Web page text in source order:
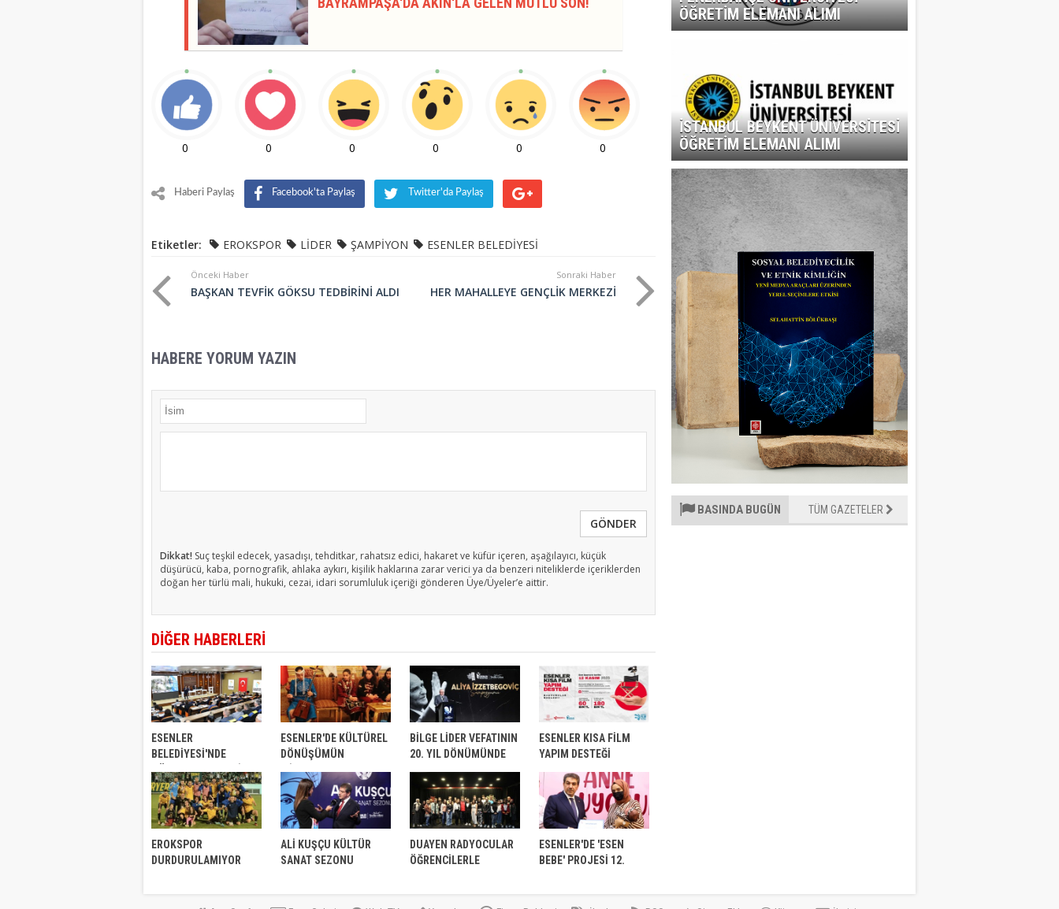
0 0 0 0 0 0
Haberi Paylaş Facebook'ta Paylaş Twitter'da Paylaş
Etiketler: EROKSPOR LİDER ŞAMPİYON ESENLER BELEDİYESİ
Önceki Haber
BAŞKAN TEVFİK GÖKSU TEDBİRİNİ ALDI
Sonraki Haber
HER MAHALLEYE GENÇLİK MERKEZİ
HABERE YORUM YAZIN
GÖNDER
Dikkat! Suç teşkil edecek, yasadışı, tehditkar, rahatsız edici, hakaret ve küfür içeren, aşağılayıcı, küçük
düşürücü, kaba, pornografik, ahlaka aykırı, kişilik haklarına zarar verici ya da benzeri niteliklerde içeriklerden
doğan her türlü mali, hukuki, cezai, idari sorumluluk içeriği gönderen Üye/Üyeler’e aittir.
DİĞER HABERLERİ
ESENLER
BELEDİYESİ'NDE
GÖKSU'DAN CHP’Lİ
MECLİS ÜYELERİNE
GÖREV
ESENLER'DE KÜLTÜREL
DÖNÜŞÜMÜN
MİMARLARI
BELGESELDE KONUŞTU
BİLGE LİDER VEFATININ
20. YIL DÖNÜMÜNDE
ESENLER’DE ANILDI
ESENLER KISA FİLM
YAPIM DESTEĞİ
BAŞVURULARI BAŞLADI
EROKSPOR
DURDURULAMIYOR
ALİ KUŞÇU KÜLTÜR
SANAT SEZONU
DUAYEN RADYOCULAR
ÖĞRENCİLERLE
ESENLER'DE 'ESEN
BEBE' PROJESİ 12.
ÖĞRETİM ELEMANI ALIMI
İSTANBUL BEYKENT ÜNİVERSİTESİ
ÖĞRETİM ELEMANI ALIMI
BASINDA BUGÜN TÜM GAZETELER